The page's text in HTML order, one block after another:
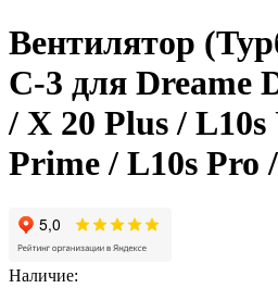
Вентилятор
C-3 для Dreame
/ X 20 Plus /
Prime / L10s Pro
Наличие: